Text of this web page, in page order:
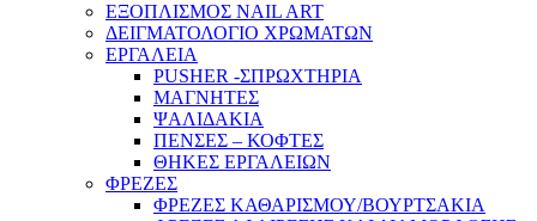
ΕΞΟΠΛΙΣΜΟΣ NAIL ART
ΔΕΙΓΜΑΤΟΛΟΓΙΟ ΧΡΩΜΑΤΩΝ
ΕΡΓΑΛΕΙΑ
PUSHER -ΣΠΡΩΧΤΗΡΙΑ
ΜΑΓΝΗΤΕΣ
ΨΑΛΙΔΑΚΙΑ
ΠΕΝΣΕΣ – ΚΟΦΤΕΣ
ΘΗΚΕΣ ΕΡΓΑΛΕΙΩΝ
ΦΡΕΖΕΣ
ΦΡΕΖΕΣ ΚΑΘΑΡΙΣΜΟΥ/ΒΟΥΡΤΣΑΚΙΑ